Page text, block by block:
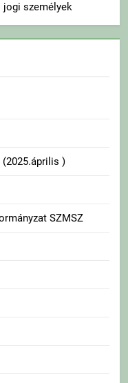
személyek
(2025.április )
SZMSZ